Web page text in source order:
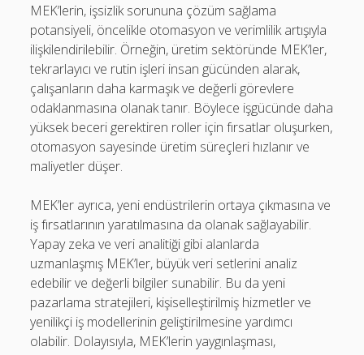
MEK’lerin, işsizlik sorununa çözüm sağlama
potansiyeli, öncelikle otomasyon ve verimlilik artışıyla
ilişkilendirilebilir. Örneğin, üretim sektöründe MEK’ler,
tekrarlayıcı ve rutin işleri insan gücünden alarak,
çalışanların daha karmaşık ve değerli görevlere
odaklanmasına olanak tanır. Böylece işgücünde daha
yüksek beceri gerektiren roller için fırsatlar oluşurken,
otomasyon sayesinde üretim süreçleri hızlanır ve
maliyetler düşer.
MEK’ler ayrıca, yeni endüstrilerin ortaya çıkmasına ve
iş fırsatlarının yaratılmasına da olanak sağlayabilir.
Yapay zeka ve veri analitiği gibi alanlarda
uzmanlaşmış MEK’ler, büyük veri setlerini analiz
edebilir ve değerli bilgiler sunabilir. Bu da yeni
pazarlama stratejileri, kişiselleştirilmiş hizmetler ve
yenilikçi iş modellerinin geliştirilmesine yardımcı
olabilir. Dolayısıyla, MEK’lerin yaygınlaşması,